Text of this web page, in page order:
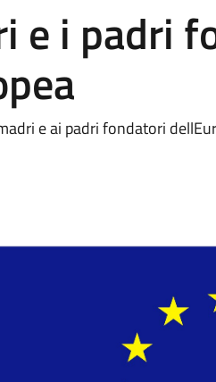
e i padri
e ai padri fondatori